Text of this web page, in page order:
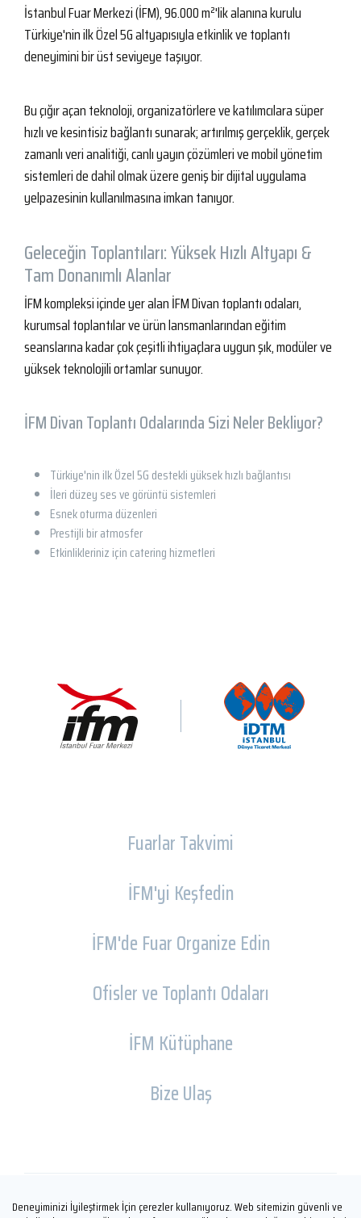
Deneyiminizi İyileştirmek İçin çerezler kullanıyoruz. Web sitemizin güvenli ve
İstanbul Fuar Merkezi (İFM), 96.000 m²'lik alanına kurulu
Türkiye'nin ilk Özel 5G altyapısıyla etkinlik ve toplantı
deneyimini bir üst seviyeye taşıyor.
Bu çığır açan teknoloji, organizatörlere ve katılımcılara süper
hızlı ve kesintisiz bağlantı sunarak; artırılmış gerçeklik, gerçek
zamanlı veri analitiği, canlı yayın çözümleri ve mobil yönetim
sistemleri de dahil olmak üzere geniş bir dijital uygulama
yelpazesinin kullanılmasına imkan tanıyor.
Geleceğin Toplantıları: Yüksek Hızlı Altyapı &
Tam Donanımlı Alanlar
İFM kompleksi içinde yer alan İFM Divan toplantı odaları,
kurumsal toplantılar ve ürün lansmanlarından eğitim
seanslarına kadar çok çeşitli ihtiyaçlara uygun şık, modüler ve
yüksek teknolojili ortamlar sunuyor.
İFM Divan Toplantı Odalarında Sizi Neler Bekliyor?
Türkiye'nin ilk Özel 5G destekli yüksek hızlı bağlantısı
İleri düzey ses ve görüntü sistemleri
Esnek oturma düzenleri
Prestijli bir atmosfer
Etkinlikleriniz için catering hizmetleri
Fuarlar Takvimi
İFM'yi Keşfedin
İFM'de Fuar Organize Edin
Ofisler ve Toplantı Odaları
İFM Kütüphane
Bize Ulaş
Copyright © İFM FUARCILIK 2026